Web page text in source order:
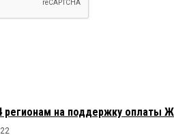
регионам на поддержку оплаты